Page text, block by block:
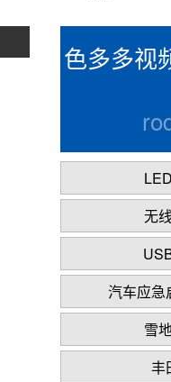
色多多视
无
汽车应急
雪
丰